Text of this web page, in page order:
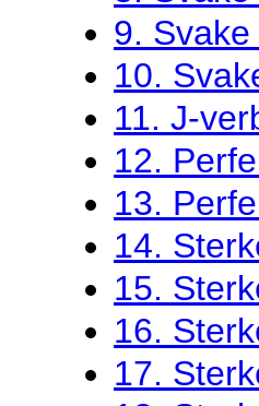
9.
10.
11. J-
12.
13.
14.
15.
16.
17.